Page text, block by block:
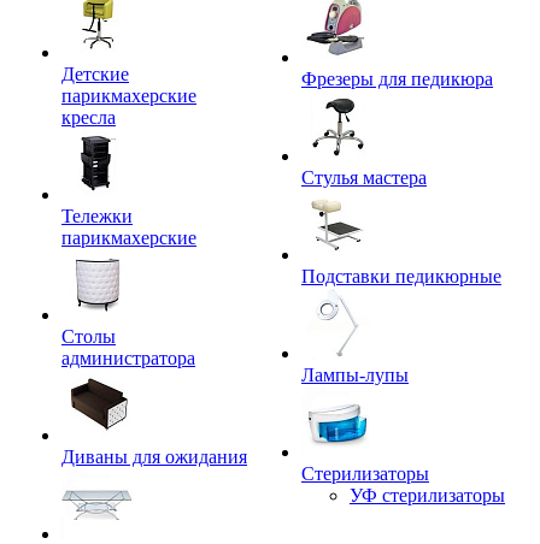
Детские
парикмахерские
кресла
Тележки
парикмахерские
Столы
администратора
Диваны для ожидания
Фрезеры для педикюра
Стулья мастера
Подставки педикюрные
Лампы-лупы
Стерилизаторы
УФ стерилизаторы